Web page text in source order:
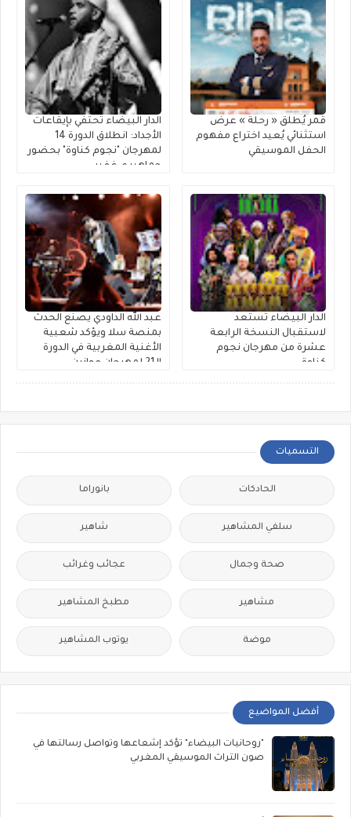
قمر يُطلق « رحلة » عرضٌ
استثنائي يُعيد اختراع مفهوم
الحفل الموسيقي
الدار البيضاء تحتفي بإيقاعات
الأجداد: انطلاق الدورة 14
لمهرجان "نجوم كناوة" بحضور
جماهيري غفير
الدار البيضاء تستعد
لاستقبال النسخة الرابعة
عشرة من مهرجان نجوم
كناوة
عبد الله الداودي يصنع الحدث
بمنصة سلا ويؤكد شعبية
الأغنية المغربية في الدورة
الـ21 لمهرجان موازين
التسميات
الحادكات بانوراما
سلفي المشاهير شاهير
صحة وجمال عجائب وغرائب
مشاهير مطبخ المشاهير
موضة يوتوب المشاهير
أفضل المواضيع
"روحانيات البيضاء" تؤكد إشعاعها وتواصل رسالتها في
صون التراث الموسيقي المغربي